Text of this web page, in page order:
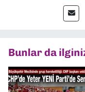
Bunlar da